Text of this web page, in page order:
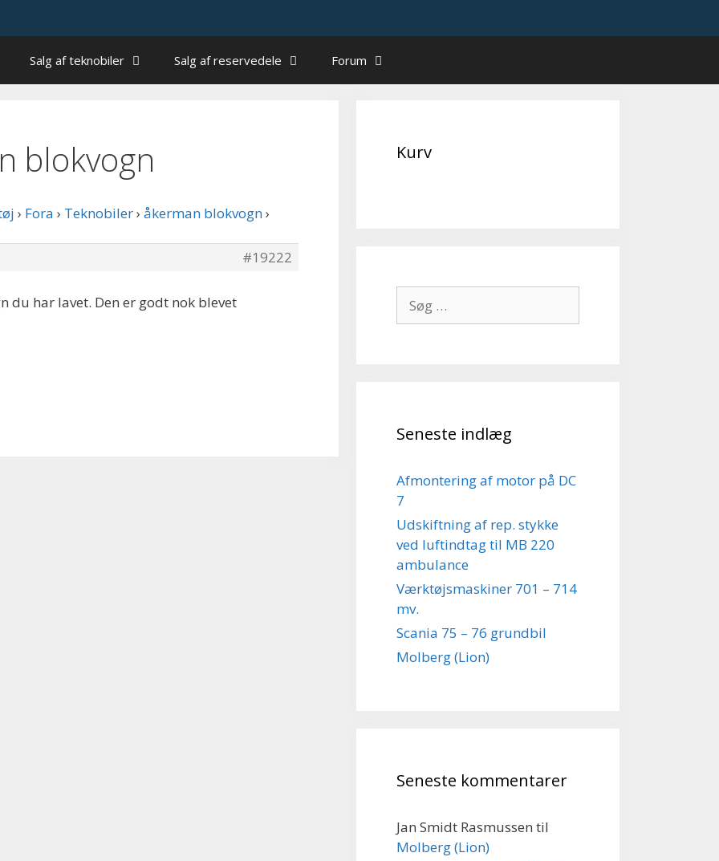
Salg af teknobiler Salg af reservedele Forum
blokvogn
› Fora › Teknobiler› åkerman blokvogn›
#19222
du har lavet. Den er godt nok blevet
Kurv
efter:
Seneste indlæg
Afmontering af motor på DC
7
Udskiftning af rep. stykke
ved luftindtag til MB 220
ambulance
Værktøjsmaskiner 701 – 714
mv.
Scania 75 – 76 grundbil
Molberg (Lion)
Seneste kommentarer
Jan Smidt Rasmussen til
Molberg (Lion)